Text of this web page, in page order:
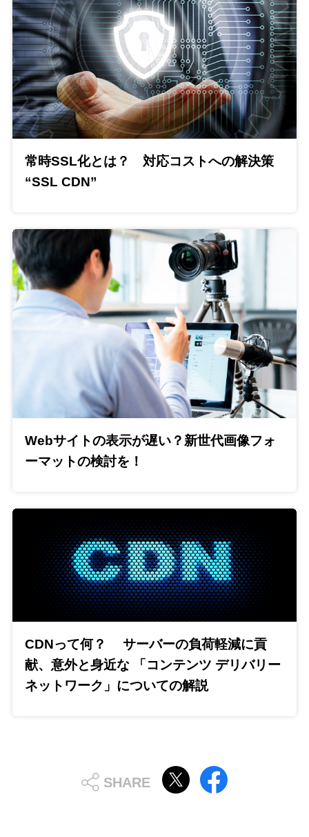
常時SSL化とは？ 対応コストへの解決策
“SSL CDN”
Webサイトの表示が遅い？新世代画像フォ
ーマットの検討を！
CDNって何？ サーバーの負荷軽減に貢
献、意外と身近な 「コンテンツ デリバリー
ネットワーク」についての解説